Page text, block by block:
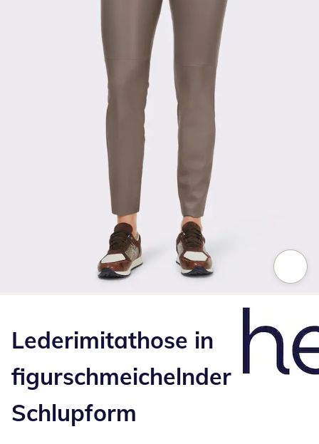
Lederimitathose in
figurschmeichelnder
Schlupform